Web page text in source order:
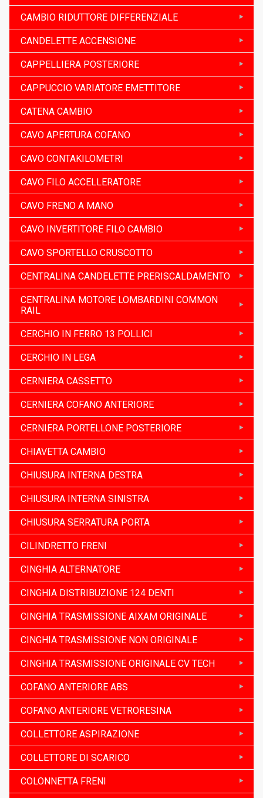
CAMBIO RIDUTTORE DIFFERENZIALE
CANDELETTE ACCENSIONE
CAPPELLIERA POSTERIORE
CAPPUCCIO VARIATORE EMETTITORE
CATENA CAMBIO
CAVO APERTURA COFANO
CAVO CONTAKILOMETRI
CAVO FILO ACCELLERATORE
CAVO FRENO A MANO
CAVO INVERTITORE FILO CAMBIO
CAVO SPORTELLO CRUSCOTTO
CENTRALINA CANDELETTE PRERISCALDAMENTO
CENTRALINA MOTORE LOMBARDINI COMMON
RAIL
CERCHIO IN FERRO 13 POLLICI
CERCHIO IN LEGA
CERNIERA CASSETTO
CERNIERA COFANO ANTERIORE
CERNIERA PORTELLONE POSTERIORE
CHIAVETTA CAMBIO
CHIUSURA INTERNA DESTRA
CHIUSURA INTERNA SINISTRA
CHIUSURA SERRATURA PORTA
CILINDRETTO FRENI
CINGHIA ALTERNATORE
CINGHIA DISTRIBUZIONE 124 DENTI
CINGHIA TRASMISSIONE AIXAM ORIGINALE
CINGHIA TRASMISSIONE NON ORIGINALE
CINGHIA TRASMISSIONE ORIGINALE CV TECH
COFANO ANTERIORE ABS
COFANO ANTERIORE VETRORESINA
COLLETTORE ASPIRAZIONE
COLLETTORE DI SCARICO
COLONNETTA FRENI